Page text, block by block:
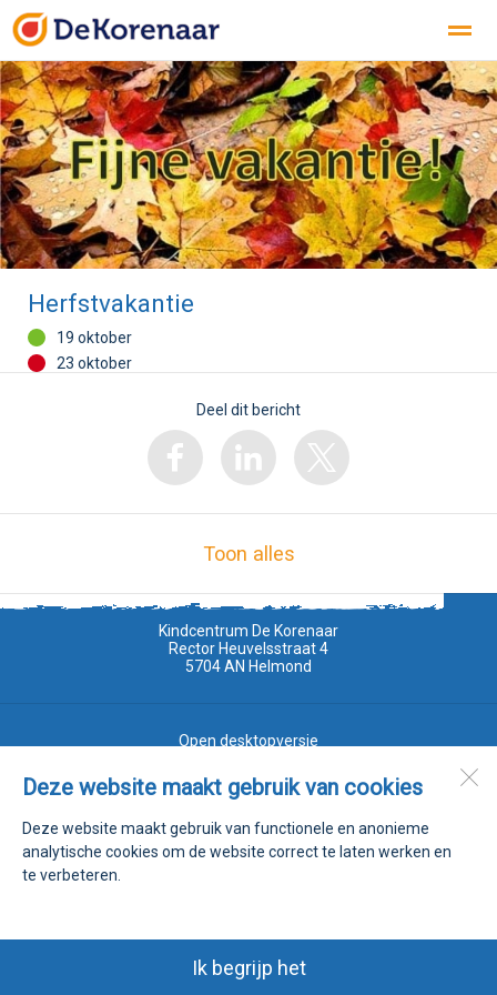
KENNISMAKEN ONZE SCHOOL PRAKTISCHE INFO
Bellen E-mail
Deze website maakt gebruik van cookies
Deze website maakt gebruik van functionele en anonieme
analytische cookies om de website correct te laten werken en
te verbeteren.
Ik begrijp het
Herfstvakantie
19 oktober
23 oktober
Deel dit bericht
Toon alles
Kindcentrum De Korenaar
Rector Heuvelsstraat 4
5704 AN Helmond
Open desktopversie
Ziber DS4